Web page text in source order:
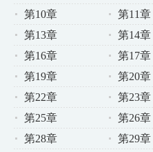
第10章
第11章
第13章
第14章
第16章
第17章
第19章
第20章
第22章
第23章
第25章
第26章
第28章
第29章